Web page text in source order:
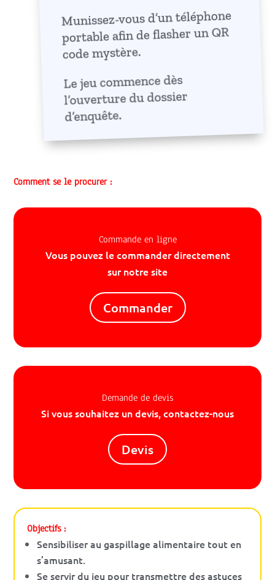
Munissez-vous d’un téléphone
portable afin de flasher un QR
code mystère.
Le jeu commence dès
l’ouverture du dossier
d’enquête.
Comment se le procurer :
Commande en ligne
Vous pouvez le commander directement
sur notre site
Commander
Demande de devis
Si vous souhaitez un devis, contactez-nous
Devis
Objectifs :
Sensibiliser au gaspillage alimentaire tout en
s’amusant.
Se servir du jeu pour transmettre des astuces